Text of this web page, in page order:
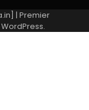
| Premier
WordPress.